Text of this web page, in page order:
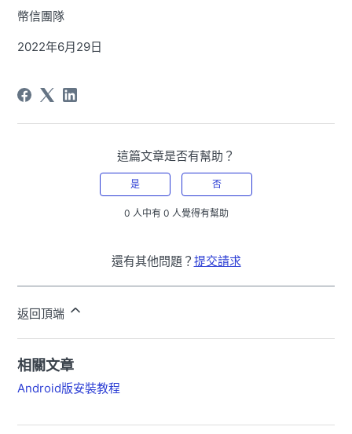
幣信團隊
2022年6月29日
這篇文章是否有幫助？
是 否
0 人中有 0 人覺得有幫助
還有其他問題？ 提交請求
返回頂端
相關文章
Android版安裝教程